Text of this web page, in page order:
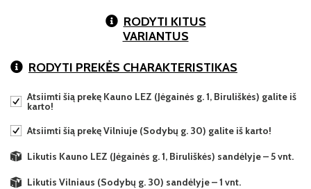
RODYTI KITUS
VARIANTUS
RODYTI PREKĖS CHARAKTERISTIKAS
Atsiimti šią prekę Kauno LEZ (Jėgainės g. 1, Biruliškės) galite iš
karto!
Atsiimti šią prekę Vilniuje (Sodybų g. 30) galite iš karto!
Likutis Kauno LEZ (Jėgainės g. 1, Biruliškės) sandėlyje – 5 vnt.
Likutis Vilniaus (Sodybų g. 30) sandėlyje – 1 vnt.